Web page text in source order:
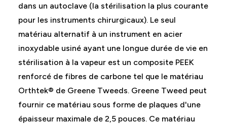
dans un autoclave (la stérilisation la plus courante
pour les instruments chirurgicaux). Le seul
matériau alternatif à un instrument en acier
inoxydable usiné ayant une longue durée de vie en
stérilisation à la vapeur est un composite PEEK
renforcé de fibres de carbone tel que le matériau
Orthtek® de Greene Tweeds. Greene Tweed peut
fournir ce matériau sous forme de plaques d'une
épaisseur maximale de 2,5 pouces. Ce matériau